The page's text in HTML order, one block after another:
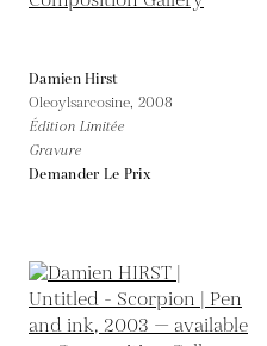
Damien Hirst
Oleoylsarcosine, 2008
Édition Limitée
Gravure
Demander Le Prix